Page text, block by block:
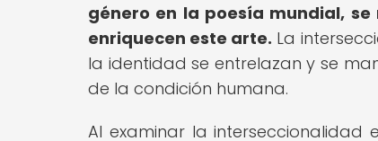
género en la poesía mundial,
enriquecen este arte. La
la identidad se entrelazan y se
de la condición humana.
Al examinar la interseccionalidad